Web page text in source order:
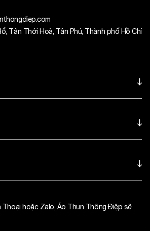
Tân Thới Hoà, Tân Phú, Thành phố Hồ Chí
Thoại hoặc Zalo, Áo Thun Thông Điệp sẽ